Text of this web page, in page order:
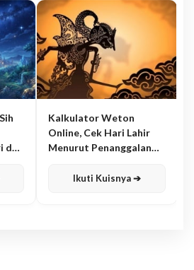
Kalkulator Weton
Online, Cek Hari Lahir
Menurut Penanggalan
Ikuti Kuisnya ➔